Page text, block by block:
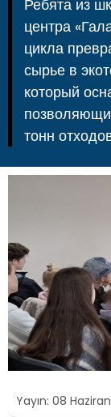
Ребята из
центра
цикла
сырье в
который
тонн
Yayın: 08